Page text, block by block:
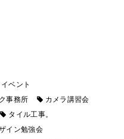
イベント
事務所
カメラ講習会
タイル工事。
イン勉強会